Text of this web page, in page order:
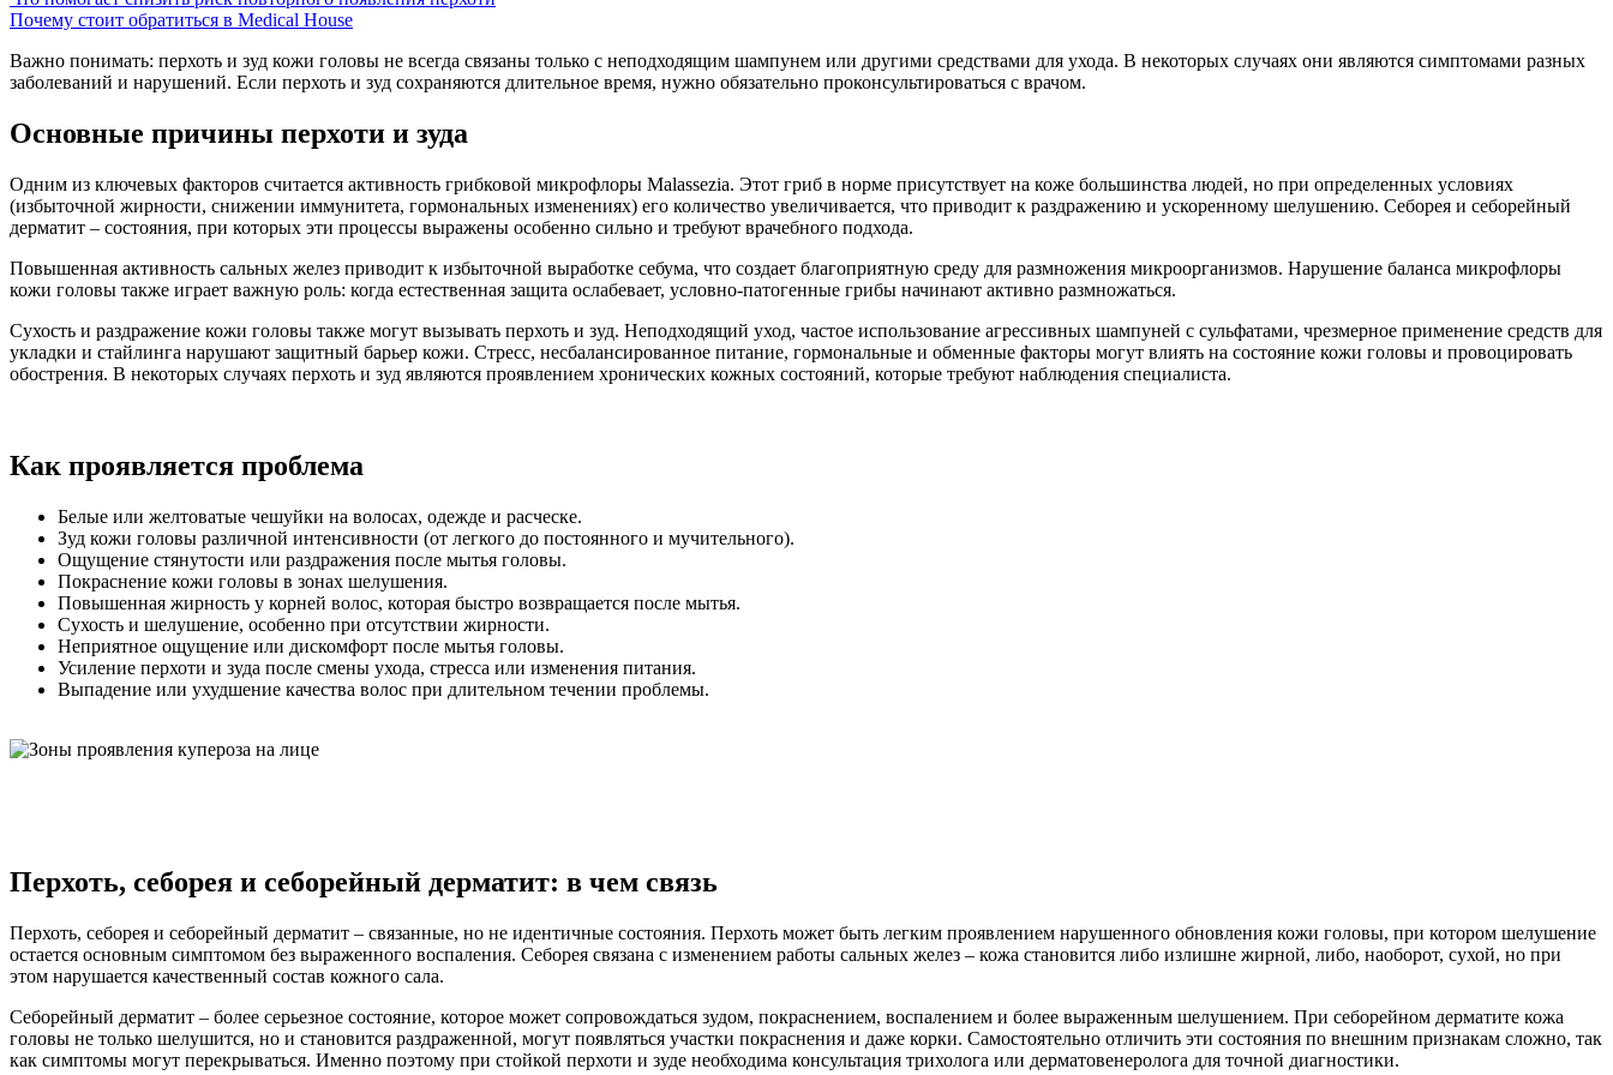
Почему стоит обратиться в Medical House
Важно понимать: перхоть и зуд кожи головы не всегда связаны только с неподходящим шампунем или другими средствами для ухода. В некоторых случаях они являются симптомами разных
заболеваний и нарушений. Если перхоть и зуд сохраняются длительное время, нужно обязательно проконсультироваться с врачом.
Основные причины перхоти и зуда
Одним из ключевых факторов считается активность грибковой микрофлоры Malassezia. Этот гриб в норме присутствует на коже большинства людей, но при определенных условиях
(избыточной жирности, снижении иммунитета, гормональных изменениях) его количество увеличивается, что приводит к раздражению и ускоренному шелушению. Себорея и себорейный
дерматит – состояния, при которых эти процессы выражены особенно сильно и требуют врачебного подхода.
Повышенная активность сальных желез приводит к избыточной выработке себума, что создает благоприятную среду для размножения микроорганизмов. Нарушение баланса микрофлоры
кожи головы также играет важную роль: когда естественная защита ослабевает, условно-патогенные грибы начинают активно размножаться.
Сухость и раздражение кожи головы также могут вызывать перхоть и зуд. Неподходящий уход, частое использование агрессивных шампуней с сульфатами, чрезмерное применение средств для
укладки и стайлинга нарушают защитный барьер кожи. Стресс, несбалансированное питание, гормональные и обменные факторы могут влиять на состояние кожи головы и провоцировать
обострения. В некоторых случаях перхоть и зуд являются проявлением хронических кожных состояний, которые требуют наблюдения специалиста.
Как проявляется проблема
Белые или желтоватые чешуйки на волосах, одежде и расческе.
Зуд кожи головы различной интенсивности (от легкого до постоянного и мучительного).
Ощущение стянутости или раздражения после мытья головы.
Покраснение кожи головы в зонах шелушения.
Повышенная жирность у корней волос, которая быстро возвращается после мытья.
Сухость и шелушение, особенно при отсутствии жирности.
Неприятное ощущение или дискомфорт после мытья головы.
Усиление перхоти и зуда после смены ухода, стресса или изменения питания.
Выпадение или ухудшение качества волос при длительном течении проблемы.
Перхоть, себорея и себорейный дерматит: в чем связь
Перхоть, себорея и себорейный дерматит – связанные, но не идентичные состояния. Перхоть может быть легким проявлением нарушенного обновления кожи головы, при котором шелушение
остается основным симптомом без выраженного воспаления. Себорея связана с изменением работы сальных желез – кожа становится либо излишне жирной, либо, наоборот, сухой, но при
этом нарушается качественный состав кожного сала.
Себорейный дерматит – более серьезное состояние, которое может сопровождаться зудом, покраснением, воспалением и более выраженным шелушением. При себорейном дерматите кожа
головы не только шелушится, но и становится раздраженной, могут появляться участки покраснения и даже корки. Самостоятельно отличить эти состояния по внешним признакам сложно, так
как симптомы могут перекрываться. Именно поэтому при стойкой перхоти и зуде необходима консультация трихолога или дерматовенеролога для точной диагностики.